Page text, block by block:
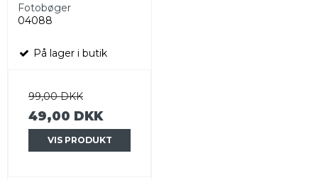
Fotobøger
04088
På lager i butik
99,00 DKK
49,00 DKK
VIS PRODUKT